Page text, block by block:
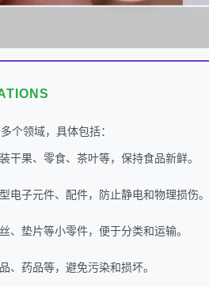
个领域，具体包括：
干果、零食、茶叶等，保持食品新鲜。
电子元件、配件，防止静电和物理损伤。
、垫片等小零件，便于分类和运输。
、药品等，避免污染和损坏。